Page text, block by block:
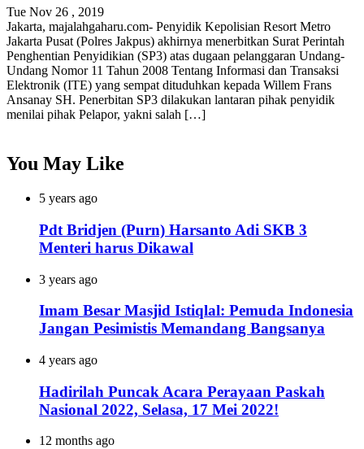
Tue Nov 26 , 2019
Jakarta, majalahgaharu.com- Penyidik Kepolisian Resort Metro
Jakarta Pusat (Polres Jakpus) akhirnya menerbitkan Surat Perintah
Penghentian Penyidikian (SP3) atas dugaan pelanggaran Undang-
Undang Nomor 11 Tahun 2008 Tentang Informasi dan Transaksi
Elektronik (ITE) yang sempat dituduhkan kepada Willem Frans
Ansanay SH. Penerbitan SP3 dilakukan lantaran pihak penyidik
menilai pihak Pelapor, yakni salah […]
You May Like
5 years ago
Pdt Bridjen (Purn) Harsanto Adi SKB 3
Menteri harus Dikawal
3 years ago
Imam Besar Masjid Istiqlal: Pemuda Indonesia
Jangan Pesimistis Memandang Bangsanya
4 years ago
Hadirilah Puncak Acara Perayaan Paskah
Nasional 2022, Selasa, 17 Mei 2022!
12 months ago